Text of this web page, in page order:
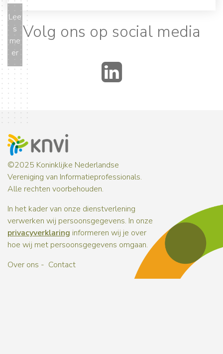
Lee
s
me
er
Volg ons op social media
©2025 Koninklijke Nederlandse
Vereniging van Informatieprofessionals.
Alle rechten voorbehouden.
In het kader van onze dienstverlening
verwerken wij persoonsgegevens. In onze
privacyverklaring informeren wij je over
hoe wij met persoonsgegevens omgaan.
Over ons
Contact